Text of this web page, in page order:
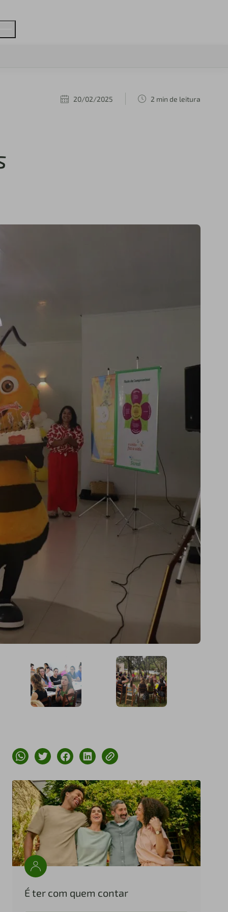
20/02/2025 2 min de leitura
É ter com quem contar